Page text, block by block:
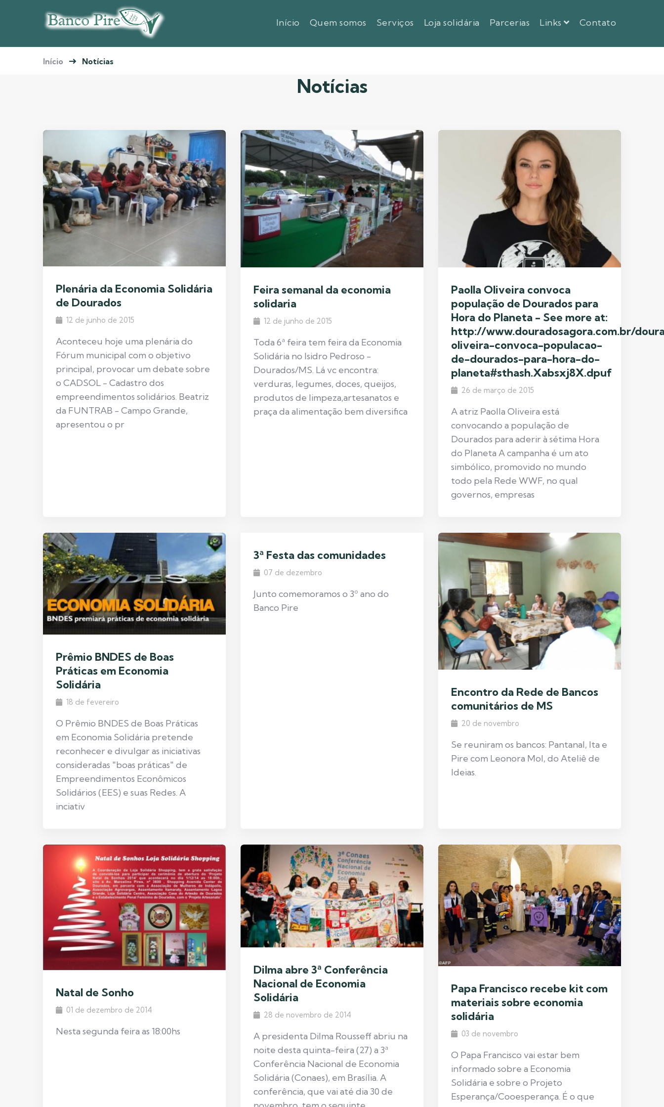
Início Quem somos Serviços Loja solidária Parcerias Links Contato
Início Notícias
Notícias
Plenária da Economia Solidária
de Dourados
12 de junho de 2015
Aconteceu hoje uma plenária do
Fórum municipal com o objetivo
principal, provocar um debate sobre
o CADSOL - Cadastro dos
empreendimentos solidários. Beatriz
da FUNTRAB - Campo Grande,
apresentou o pr
Feira semanal da economia
solidaria
12 de junho de 2015
Toda 6ª feira tem feira da Economia
Solidária no Isidro Pedroso -
Dourados/MS. Lá vc encontra:
verduras, legumes, doces, queijos,
produtos de limpeza,artesanatos e
praça da alimentação bem diversifica
Paolla Oliveira convoca
população de Dourados para
Hora do Planeta - See more at:
http://www.douradosagora.com.br/
oliveira-convoca-populacao-
de-dourados-para-hora-do-
planeta#sthash.Xabsxj8X.dpuf
26 de março de 2015
A atriz Paolla Oliveira está
convocando a população de
Dourados para aderir à sétima Hora
do Planeta A campanha é um ato
simbólico, promovido no mundo
todo pela Rede WWF, no qual
governos, empresas
Prêmio BNDES de Boas
Práticas em Economia
Solidária
18 de fevereiro
O Prêmio BNDES de Boas Práticas
em Economia Solidária pretende
reconhecer e divulgar as iniciativas
consideradas "boas práticas" de
Empreendimentos Econômicos
Solidários (EES) e suas Redes. A
inciativ
3ª Festa das comunidades
07 de dezembro
Junto comemoramos o 3º ano do
Banco Pire
Encontro da Rede de Bancos
comunitários de MS
20 de novembro
Se reuniram os bancos: Pantanal, Ita e
Pire com Leonora Mol, do Ateliê de
Ideias.
Natal de Sonho
01 de dezembro de 2014
Nesta segunda feira as 18:00hs
Dilma abre 3ª Conferência
Nacional de Economia
Solidária
28 de novembro de 2014
A presidenta Dilma Rousseff abriu na
noite desta quinta-feira (27) a 3ª
Conferência Nacional de Economia
Solidária (Conaes), em Brasília. A
conferência, que vai até dia 30 de
Papa Francisco recebe kit com
materiais sobre economia
solidária
03 de novembro
O Papa Francisco vai estar bem
informado sobre a Economia
Solidária e sobre o Projeto
Esperança/Cooesperança. É o que